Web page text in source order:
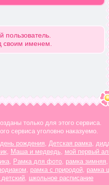
пользователь.
своим именем.
только для этого сервиса.
сервиса уголовно наказуемо.
день рождения Детская рамка
, Маша и медведь мой первый
Рамка для фото рамка зимняя
рамка с природой, рамка
школьное расписание